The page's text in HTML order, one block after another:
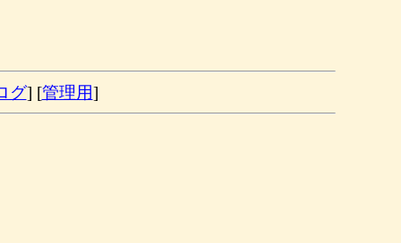
グ] [管理用]